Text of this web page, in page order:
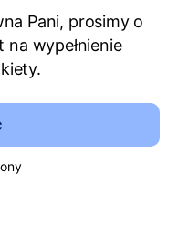
Pani, prosimy o
wypełnienie